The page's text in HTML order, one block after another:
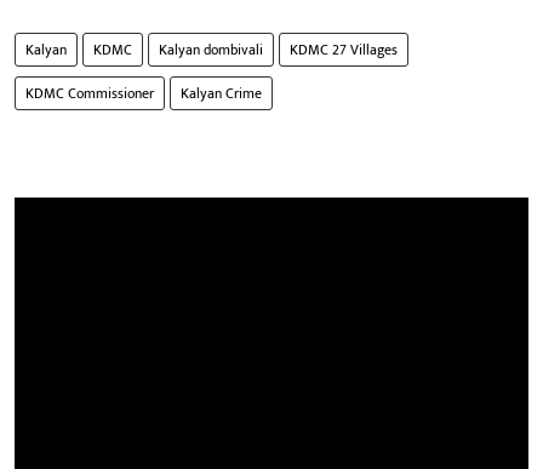
Kalyan KDMC Kalyan dombivali
KDMC 27 Villages
KDMC Commissioner
Kalyan Crime